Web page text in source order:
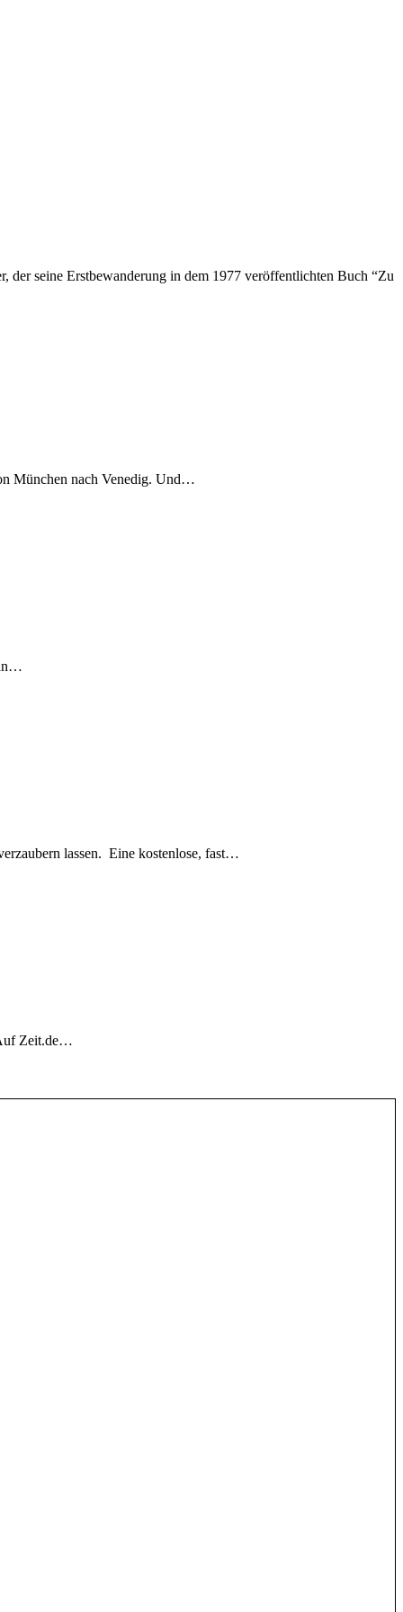
der seine Erstbewanderung in dem 1977 veröffentlichten Buch “Zu
München nach Venedig. Und…
lassen. Eine kostenlose, fast…
Zeit.de…